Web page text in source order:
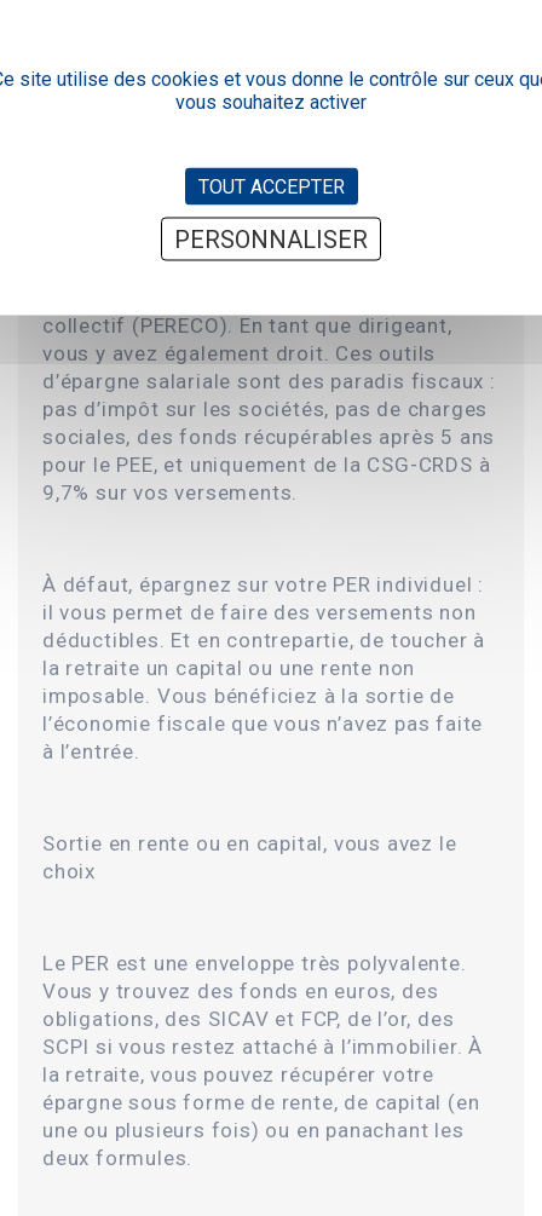
Votre entreprise compte au moins un salarié,
collectif (PERECO). En tant que dirigeant,
vous y avez également droit. Ces outils
d’épargne salariale sont des paradis fiscaux :
pas d’impôt sur les sociétés, pas de charges
sociales, des fonds récupérables après 5 ans
pour le PEE, et uniquement de la CSG-CRDS à
9,7% sur vos versements.
À défaut, épargnez sur votre PER individuel :
il vous permet de faire des versements non
déductibles. Et en contrepartie, de toucher à
la retraite un capital ou une rente non
imposable. Vous bénéficiez à la sortie de
l’économie fiscale que vous n’avez pas faite
à l’entrée.
Sortie en rente ou en capital, vous avez le
choix
Le PER est une enveloppe très polyvalente.
Vous y trouvez des fonds en euros, des
obligations, des SICAV et FCP, de l’or, des
SCPI si vous restez attaché à l’immobilier. À
la retraite, vous pouvez récupérer votre
épargne sous forme de rente, de capital (en
une ou plusieurs fois) ou en panachant les
deux formules.
site utilise des cookies et vous donne le contrôle sur ceux
vous souhaitez activer
TOUT ACCEPTER
PERSONNALISER